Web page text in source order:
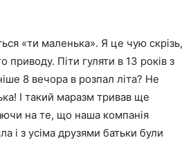
«ти маленька». Я це чую скрізь,
приводу. Піти гуляти в 13 років з
8 вечора в розпал літа? Не
І такий маразм тривав ще
на те, що наша компанія
і з усіма друзями батьки були